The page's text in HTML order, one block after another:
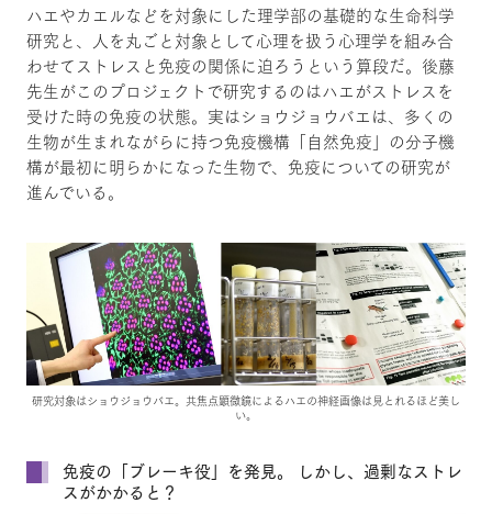
ハエやカエルなどを対象にした理学部の基礎的な生命科学
研究と、人を丸ごと対象として心理を扱う心理学を組み合
わせてストレスと免疫の関係に迫ろうという算段だ。後藤
先生がこのプロジェクトで研究するのはハエがストレスを
受けた時の免疫の状態。実はショウジョウバエは、多くの
生物が生まれながらに持つ免疫機構「自然免疫」の分子機
構が最初に明らかになった生物で、免疫についての研究が
進んでいる。
研究対象はショウジョウバエ。共焦点顕微鏡によるハエの神経画像は見とれるほど美し
い。
免疫の「ブレーキ役」を発見。 しかし、過剰なストレ
スがかかると？